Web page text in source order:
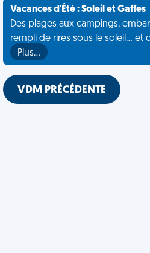
Vacances d'Été : Soleil et Gaffes
Des plages aux campings,
rempli de rires sous le soleil... et
Plus…
VDM PRÉCÉDENTE